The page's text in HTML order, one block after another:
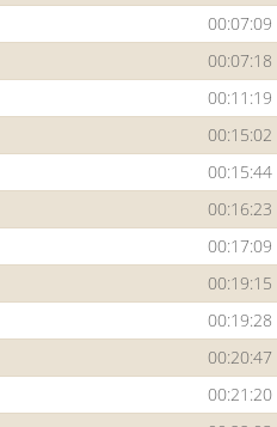
00:07:09
00:07:18
00:11:19
00:15:02
00:15:44
00:16:23
00:17:09
00:19:15
00:19:28
00:20:47
00:21:20